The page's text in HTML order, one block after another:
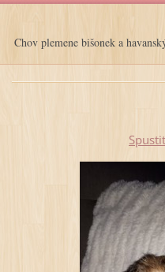
Chov plemene bišonek a